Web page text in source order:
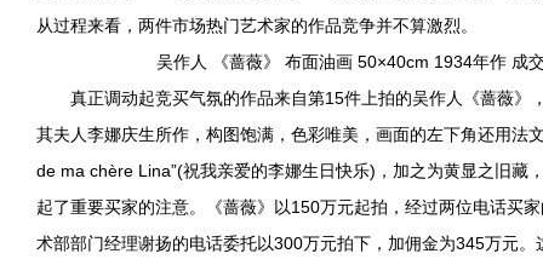
从过程来看，两件市场热门艺术家的作品竞争并不算激烈。
吴作人 《蔷薇》 布面油画 50×40cm 1934年作 成
真正调动起竞买气氛的作品来自第15件上拍的吴作人《蔷薇》
其夫人李娜庆生所作，构图饱满，色彩唯美，画面的左下角还用法
de ma chère Lina”(祝我亲爱的李娜生日快乐)，加之为黄显之旧藏
起了重要买家的注意。《蔷薇》以150万元起拍，经过两位电话买
术部部门经理谢扬的电话委托以300万元拍下，加佣金为345万元